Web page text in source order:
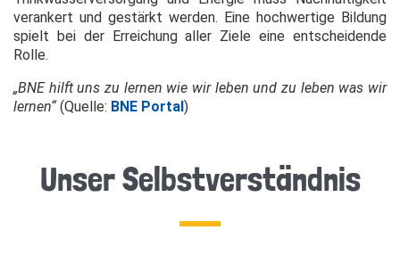
verankert und gestärkt werden. Eine hochwertige Bildung
spielt bei der Erreichung aller Ziele eine entscheidende
Rolle.
„BNE hilft uns zu lernen wie wir leben und zu leben was wir
lernen“(Quelle: BNE Portal)
Unser Selbstverständnis